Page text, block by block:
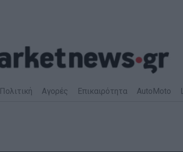
Πολιτική Αγορές Επικαιρότητα AutoMoto